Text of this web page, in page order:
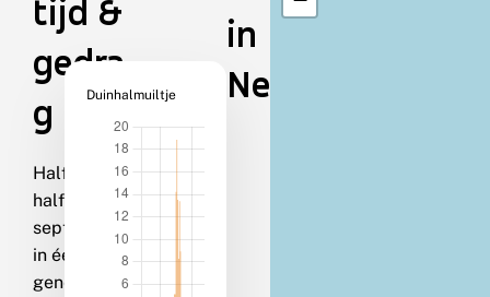
tijd &
gedra
g
Half juni-
half
september
in één
generatie.
Duinhalmuiltje
in
Nederland